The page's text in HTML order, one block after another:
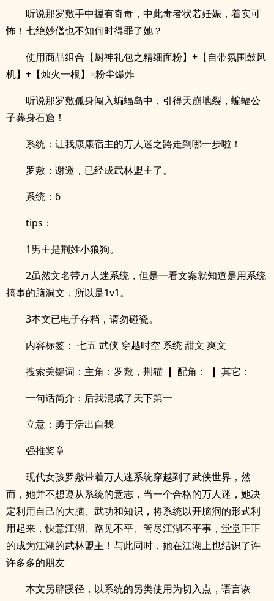
听说那罗敷手中握有奇毒，中此毒者状若妊娠，着实可
怖！七绝妙僧也不知何时得罪了她？
使用商品组合【厨神礼包之精细面粉】+【自带氛围鼓风
机】+【烛火一根】=粉尘爆炸
听说那罗敷孤身闯入蝙蝠岛中，引得天崩地裂，蝙蝠公
子葬身石窟！
系统：让我康康宿主的万人迷之路走到哪一步啦！
罗敷：谢邀，已经成武林盟主了。
系统：6
tips：
1男主是荆姓小狼狗。
2虽然文名带万人迷系统，但是一看文案就知道是用系统
搞事的脑洞文，所以是1v1。
3本文已电子存档，请勿碰瓷。
内容标签： 七五 武侠 穿越时空 系统 甜文 爽文
搜索关键词：主角：罗敷，荆猫 ┃ 配角： ┃ 其它：
一句话简介：后我混成了天下第一
立意：勇于活出自我
强推奖章
现代女孩罗敷带着万人迷系统穿越到了武侠世界，然
而，她并不想遵从系统的意志，当一个合格的万人迷，她决
定利用自己的大脑、武功和知识，将系统以开脑洞的形式利
用起来，快意江湖、路见不平、管尽江湖不平事，堂堂正正
的成为江湖的武林盟主！与此同时，她在江湖上也结识了许
许多多的朋友
本文另辟蹊径，以系统的另类使用为切入点，语言诙